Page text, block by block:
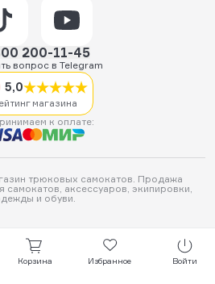
200-11-45
вопрос в Telegram
5,0
магазина
к оплате:
трюковых самокатов. Продажа
самокатов, аксессуаров, экипировки,
и обуви.
Корзина Избранное Войти